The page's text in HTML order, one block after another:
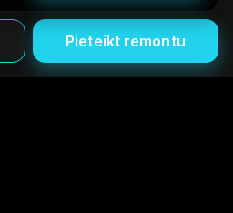
Pieteikt remontu